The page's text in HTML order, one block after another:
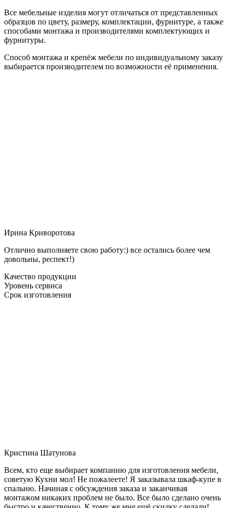
Все мебельные изделия могут отличаться от представленных
образцов по цвету, размеру, комплектации, фурнитуре, а также
способами монтажа и производителями комплектующих и
фурнитуры.
Способ монтажа и крепёж мебели по индивидуальному заказу
выбирается производителем по возможности её применения.
Ирина Криворотова
Отлично выполняете свою работу:) все остались более чем
довольны, респект!)
Качество продукции
Уровень сервиса
Срок изготовления
Кристина Шатунова
Всем, кто еще выбирает компанию для изготовления мебели,
советую Кухни мол! Не пожалеете! Я заказывала шкаф-купе в
спальню. Начиная с обсуждения заказа и заканчивая
монтажом никаких проблем не было. Все было сделано очень